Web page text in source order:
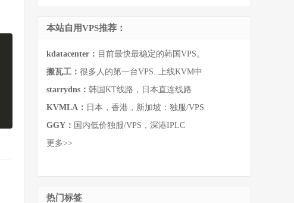
本站自用VPS推荐：
kdatacenter： 目前最快最稳定的韩国VPS。
搬瓦工： 很多人的第一台VPS..上线KVM中
starrydns： 韩国KT线路，日本直连线路
KVMLA： 日本，香港，新加坡：独服/VPS
GGY： 国内低价独服/VPS，深港IPLC
更多>>
热门标签